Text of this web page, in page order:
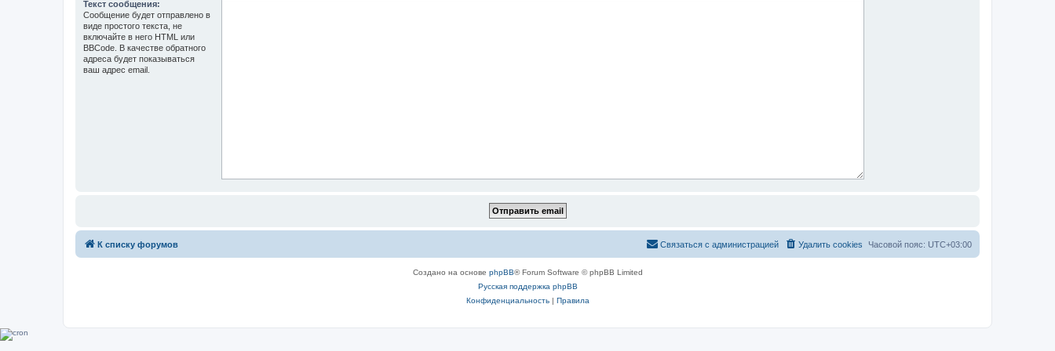
Текст сообщения:
Сообщение будет отправлено в
виде простого текста, не
включайте в него HTML или
BBCode. В качестве обратного
адреса будет показываться
ваш адрес email.
К списку форумов Часовой пояс: UTC+03:00
Удалить cookies
Связаться с администрацией
Создано на основе phpBB® Forum Software © phpBB Limited
Русская поддержка phpBB
Конфиденциальность| Правила